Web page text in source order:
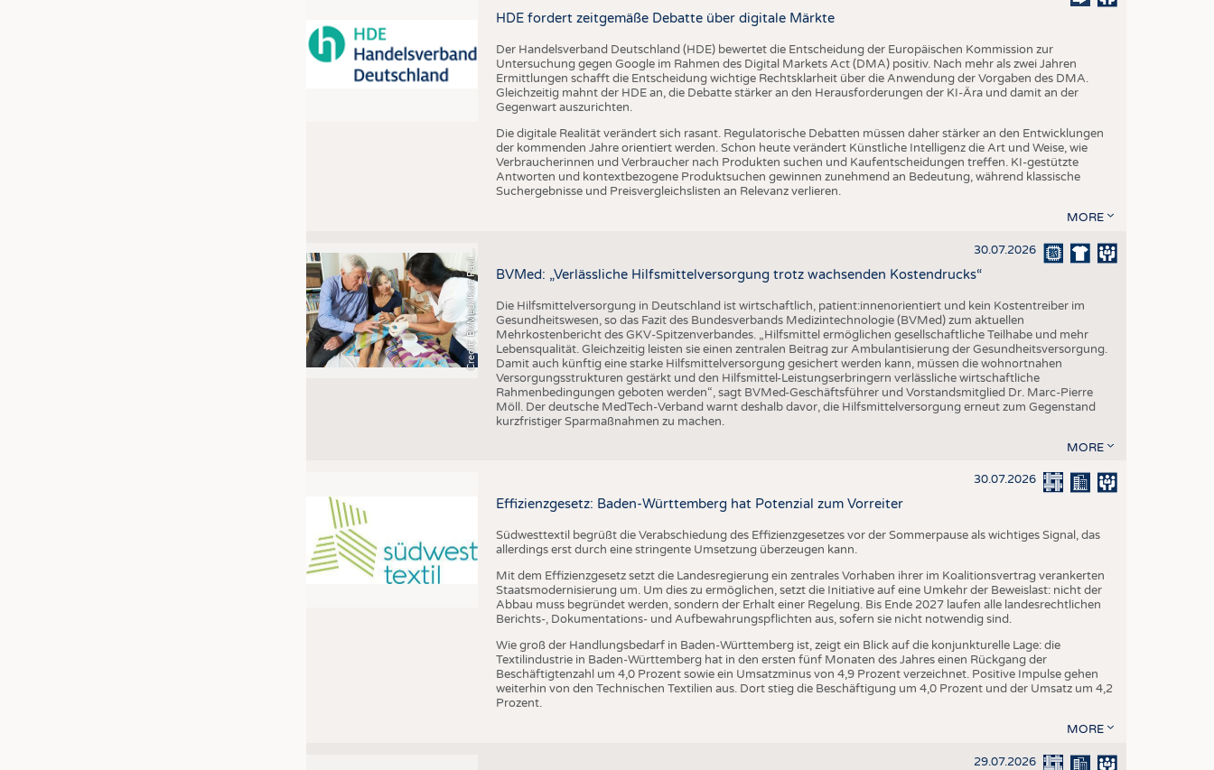
STELLENMARKT
KRÜGER PERSONAL HEADHUNTING AUSSCHREIBUNGEN
DTV AUSSCHREIBUNGSDIENST
TERMINE
BRANCHENTERMINE
HDE fordert zeitgemäße Debatte über digitale Märkte
Der Handelsverband Deutschland (HDE) bewertet die Entscheidung der Europäischen Kommission zur
Untersuchung gegen Google im Rahmen des Digital Markets Act (DMA) positiv. Nach mehr als zwei Jahren
Ermittlungen schafft die Entscheidung wichtige Rechtsklarheit über die Anwendung der Vorgaben des DMA.
Gleichzeitig mahnt der HDE an, die Debatte stärker an den Herausforderungen der KI-Ära und damit an der
Gegenwart auszurichten.
Die digitale Realität verändert sich rasant. Regulatorische Debatten müssen daher stärker an den Entwicklungen
der kommenden Jahre orientiert werden. Schon heute verändert Künstliche Intelligenz die Art und Weise, wie
Verbraucherinnen und Verbraucher nach Produkten suchen und Kaufentscheidungen treffen. KI-gestützte
Antworten und kontextbezogene Produktsuchen gewinnen zunehmend an Bedeutung, während klassische
Suchergebnisse und Preisvergleichslisten an Relevanz verlieren.
MORE
C
r
e
d
i
t
:
B
V
M
e
d
/
K
u
r
t
P
a
u
l
u
s 30.07.2026
BVMed: „Verlässliche Hilfsmittelversorgung trotz wachsenden Kostendrucks“
Die Hilfsmittelversorgung in Deutschland ist wirtschaftlich, patient:innenorientiert und kein Kostentreiber im
Gesundheitswesen, so das Fazit des Bundesverbands Medizintechnologie (BVMed) zum aktuellen
Mehrkostenbericht des GKV-Spitzenverbandes. „Hilfsmittel ermöglichen gesellschaftliche Teilhabe und mehr
Lebensqualität. Gleichzeitig leisten sie einen zentralen Beitrag zur Ambulantisierung der Gesundheitsversorgung.
Damit auch künftig eine starke Hilfsmittelversorgung gesichert werden kann, müssen die wohnortnahen
Versorgungsstrukturen gestärkt und den Hilfsmittel-Leistungserbringern verlässliche wirtschaftliche
Rahmenbedingungen geboten werden“, sagt BVMed-Geschäftsführer und Vorstandsmitglied Dr. Marc-Pierre
Möll. Der deutsche MedTech-Verband warnt deshalb davor, die Hilfsmittelversorgung erneut zum Gegenstand
kurzfristiger Sparmaßnahmen zu machen.
MORE
30.07.2026
Effizienzgesetz: Baden-Württemberg hat Potenzial zum Vorreiter
Südwesttextil begrüßt die Verabschiedung des Effizienzgesetzes vor der Sommerpause als wichtiges Signal, das
allerdings erst durch eine stringente Umsetzung überzeugen kann.
Mit dem Effizienzgesetz setzt die Landesregierung ein zentrales Vorhaben ihrer im Koalitionsvertrag verankerten
Staatsmodernisierung um. Um dies zu ermöglichen, setzt die Initiative auf eine Umkehr der Beweislast: nicht der
Abbau muss begründet werden, sondern der Erhalt einer Regelung. Bis Ende 2027 laufen alle landesrechtlichen
Berichts-, Dokumentations- und Aufbewahrungspflichten aus, sofern sie nicht notwendig sind.
Wie groß der Handlungsbedarf in Baden-Württemberg ist, zeigt ein Blick auf die konjunkturelle Lage: die
Textilindustrie in Baden-Württemberg hat in den ersten fünf Monaten des Jahres einen Rückgang der
Beschäftigtenzahl um 4,0 Prozent sowie ein Umsatzminus von 4,9 Prozent verzeichnet. Positive Impulse gehen
weiterhin von den Technischen Textilien aus. Dort stieg die Beschäftigung um 4,0 Prozent und der Umsatz um 4,2
Prozent.
MORE
29.07.2026